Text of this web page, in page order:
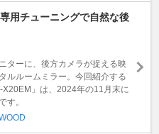
用チューニングで自然な後
ターに、後方カメラが捉える映
ルルームミラー。今回紹介する
X20EM」は、2024年の11月末に
す。